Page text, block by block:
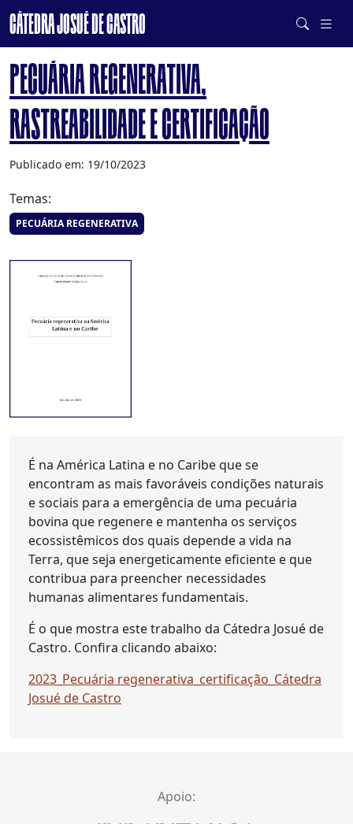
CÁTEDRA JOSUÉ DE CASTRO
DE SISTEMAS ALIMENTARES SAUDÁVEIS E SUSTENTÁVEIS
PECUÁRIA REGENERATIVA,
RASTREABILIDADE E CERTIFICAÇÃO
Publicado em: 19/10/2023
Temas:
PECUÁRIA REGENERATIVA
É na América Latina e no Caribe que se
encontram as mais favoráveis condições naturais
e sociais para a emergência de uma pecuária
bovina que regenere e mantenha os serviços
ecossistêmicos dos quais depende a vida na
Terra, que seja energeticamente eficiente e que
contribua para preencher necessidades
humanas alimentares fundamentais.
É o que mostra este trabalho da Cátedra Josué de
Castro. Confira clicando abaixo:
2023_Pecuária regenerativa_certificação_Cátedra
Josué de Castro
Apoio: